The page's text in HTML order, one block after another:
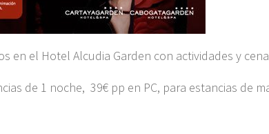
en el Hotel Alcudia Garden con actividades y
de 1 noche, 39€ pp en PC, para estancias de